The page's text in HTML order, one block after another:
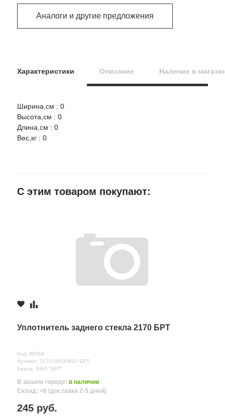
Аналоги и другие предложения
Характеристики Описание Наличие в
Ширина,см : 0
Высота,см : 0
Длина,см : 0
Вес,кг : 0
Оцените товар:
Ваше имя
Комментарий
С этим товаром покупают:
Уплотнитель заднего стекла 2170 БРТ
Код: 88568
Артикул: 2170-5603062Р БРТ
Бренд: ОАО "БРТ"
В вашем городе: в наличии
Склад: >6 (доставка 2-5 дней)
245 руб.